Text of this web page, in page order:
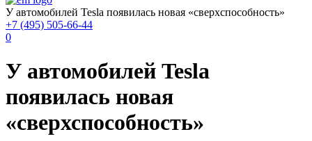
У автомобилей Tesla появилась новая «сверхспособность»
+7 (495) 505-66-44
0
У автомобилей Tesla
появилась новая
«сверхспособность»